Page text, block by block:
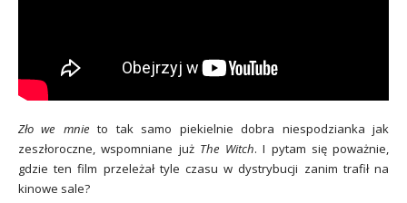
Zło we mnie to tak samo piekielnie dobra niespodzianka jak
zeszłoroczne, wspomniane już The Witch. I pytam się poważnie,
gdzie ten film przeleżał tyle czasu w dystrybucji zanim trafił na
kinowe sale?